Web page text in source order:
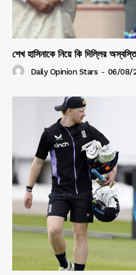
শেখ হাসিনাকে নিয়ে কি দিল্লির
Daily Opinion Stars - 06/08/